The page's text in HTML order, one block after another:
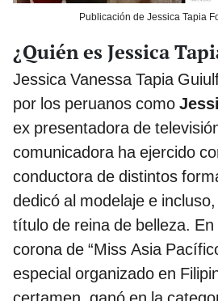
Publicación de Jessica Tapia
¿Quién es Jessica
Jessica Vanessa Tapia
por los peruanos como
ex presentadora de
comunicadora ha ejercido
conductora de distintos
dedicó al modelaje e
título de reina de belleza.
corona de “Miss Asia
especial organizado en